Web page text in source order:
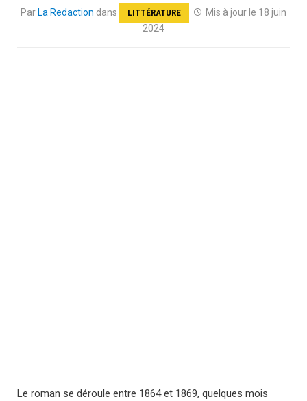
Par La Redaction dans LITTÉRATURE
Mis à jour le 18 juin
2024
Le roman se déroule entre 1864 et 1869, quelques mois